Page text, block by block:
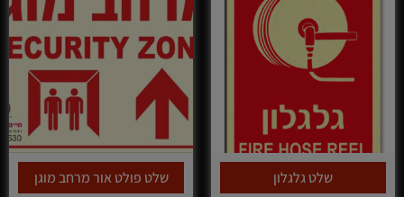
שלט גלגלון שלט פולט אור מרחב מוגן